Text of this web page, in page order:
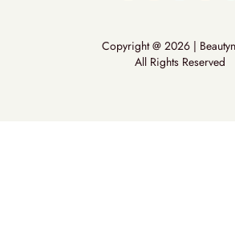
Copyright @ 2026 |
All Rights Reserved